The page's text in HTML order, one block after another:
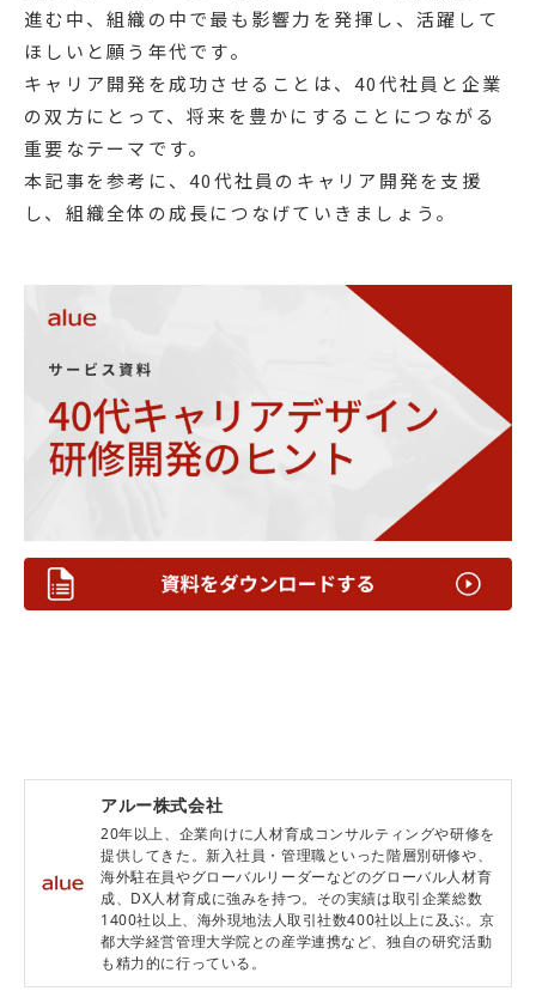
進む中、組織の中で最も影響力を発揮し、活躍して
ほしいと願う年代です。
キャリア開発を成功させることは、40代社員と企業
の双方にとって、将来を豊かにすることにつながる
重要なテーマです。
本記事を参考に、40代社員のキャリア開発を支援
し、組織全体の成長につなげていきましょう。
アルー株式会社
20年以上、企業向けに人材育成コンサルティングや研修を
提供してきた。新入社員・管理職といった階層別研修や、
海外駐在員やグローバルリーダーなどのグローバル人材育
成、DX人材育成に強みを持つ。その実績は取引企業総数
1400社以上、海外現地法人取引社数400社以上に及ぶ。京
都大学経営管理大学院との産学連携など、独自の研究活動
も精力的に行っている。